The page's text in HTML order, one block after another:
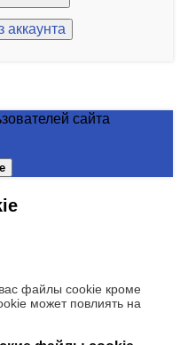
аккаунта
сайта
файлы cookie кроме
может повлиять на